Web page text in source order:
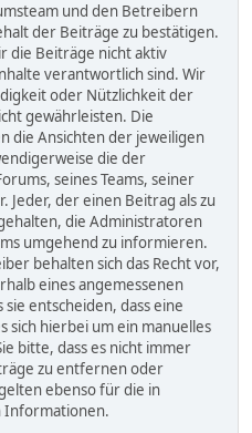
und den Betreibern
der Beiträge zu bestätigen.
die Beiträge nicht aktiv
verantwortlich sind. Wir
oder Nützlichkeit der
gewährleisten. Die
die Ansichten der jeweiligen
die der
seines Teams, seiner
der einen Beitrag als zu
die Administratoren
umgehend zu informieren.
behalten sich das Recht vor,
eines angemessenen
entscheiden, dass eine
sich hierbei um ein manuelles
bitte, dass es nicht immer
zu entfernen oder
ebenso für die in
Informationen.